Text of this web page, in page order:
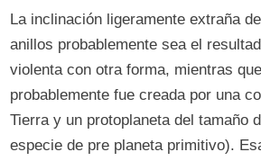
La inclinación ligeramente extraña
anillos probablemente sea el
violenta con otra forma, mientras
probablemente fue creada por una
Tierra y un protoplaneta del tamaño
especie de pre planeta primitivo).